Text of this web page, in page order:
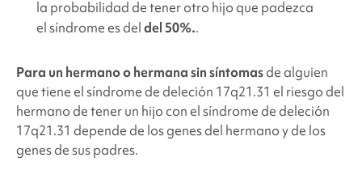
la probabilidad de tener otro hijo que padezca
el síndrome es deldel 50%..
Para un hermano o hermana sin síntomasde alguien
que tiene elsíndrome de deleción 17q21.31 el riesgo del
hermano de tener un hijo con elsíndrome de deleción
17q21.31 depende de los genes del hermano y de los
genes de sus padres.